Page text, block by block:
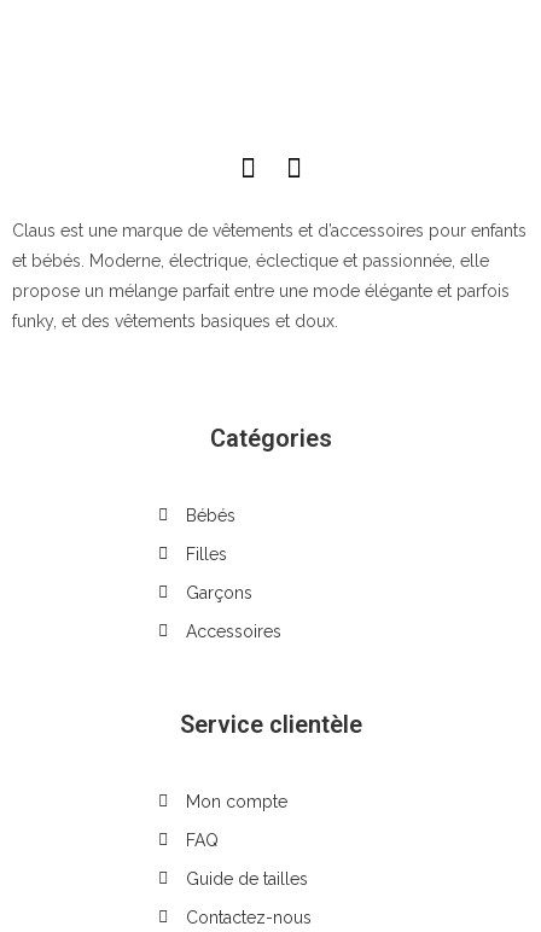
Claus est une marque de vêtements et d’accessoires pour enfants
et bébés. Moderne, électrique, éclectique et passionnée, elle
propose un mélange parfait entre une mode élégante et parfois
funky, et des vêtements basiques et doux.
Catégories
Bébés
Filles
Garçons
Accessoires
Service clientèle
Mon compte
FAQ
Guide de tailles
Contactez-nous